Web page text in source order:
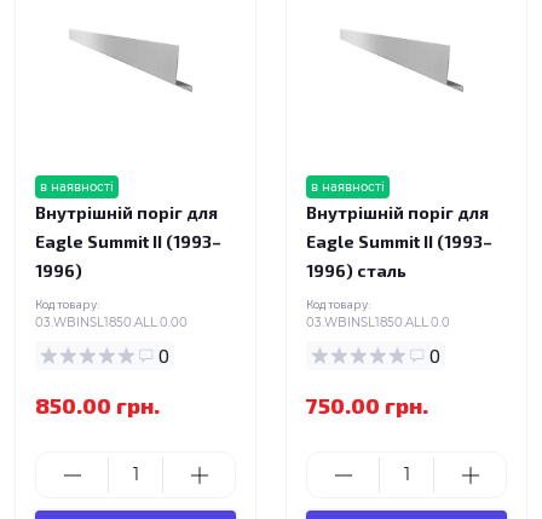
в наявності
Внутрішній поріг для
Eagle Summit II (1993–
1996)
Код товару:
03.WBINSL1850.ALL.0.00
0
850.00 грн.
в наявності
Внутрішній поріг для
Eagle Summit II (1993–
1996) сталь
Код товару:
03.WBINSL1850.ALL.0.0
0
750.00 грн.